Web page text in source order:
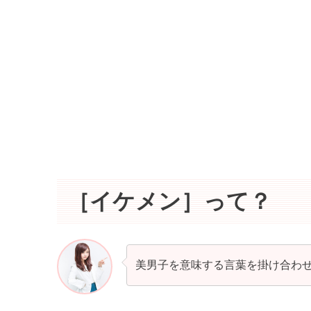
［イケメン］って？
美男子を意味する言葉を掛け合わ